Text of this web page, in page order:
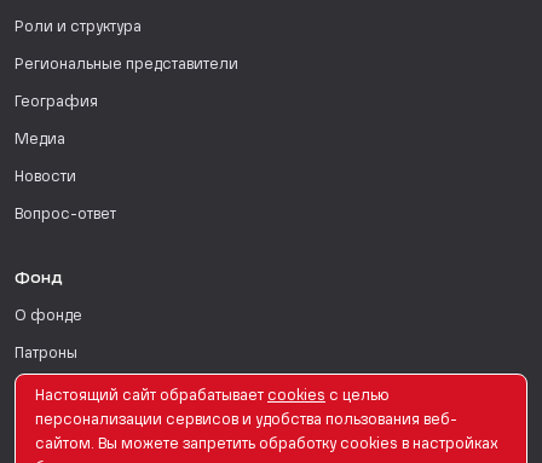
Роли и структура
Региональные представители
География
Медиа
Новости
Вопрос-ответ
Фонд
О фонде
Патроны
Поддержать
Для СМИ
Настоящий сайт обрабатывает сookies с целью
персонализации сервисов и удобства пользования веб-
сайтом. Вы можете запретить обработку сookies в настройках